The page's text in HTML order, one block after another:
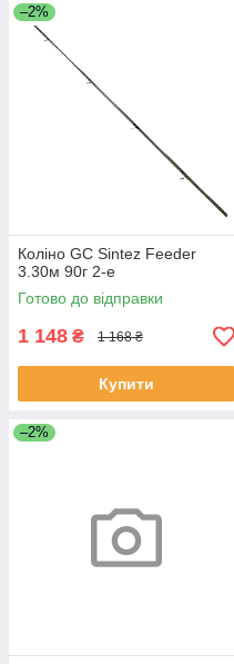
–2%
Коліно GC Sintez Feeder
3.30м 90г 2-е
Готово до відправки
1 148 ₴ 1 168 ₴
Купити
–2%